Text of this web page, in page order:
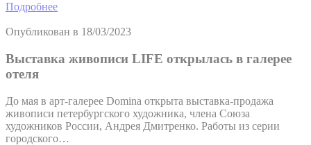
Подробнее
Опубликован в 18/03/2023
Выставка живописи LIFE открылась в галерее
отеля
До мая в арт-галерее Domina открыта выставка-продажа
живописи петербургского художника, члена Союза
художников России, Андрея Дмитренко. Работы из серии
городского…